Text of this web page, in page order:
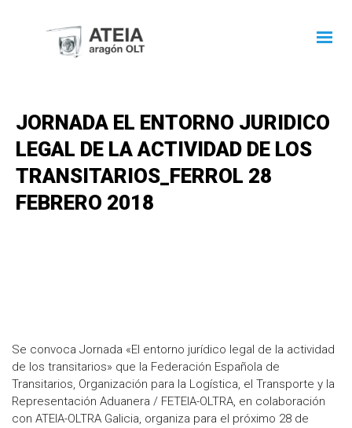
JORNADA EL ENTORNO JURIDICO
LEGAL DE LA ACTIVIDAD DE LOS
TRANSITARIOS_FERROL 28
FEBRERO 2018
Se convoca Jornada «El entorno jurídico legal de la actividad
de los transitarios» que la Federación Española de
Transitarios, Organización para la Logística, el Transporte y la
Representación Aduanera / FETEIA-OLTRA, en colaboración
con ATEIA-OLTRA Galicia, organiza para el próximo 28 de